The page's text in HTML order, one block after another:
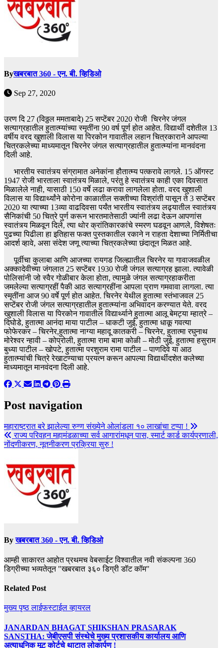
Byखबरबात 360 - एन. बी. व्हिडिओ
Sep 27, 2020
उरण दि 27 (विठ्ठल ममताबादे) 25 सप्टेंबर 2020 रोजी चिरनेर जंगल
सत्याग्रहातील हुतात्म्यांच्या स्मृतींना 90 वर्ष पूर्ण होत आहेत. विद्यार्थी दशेतील 13
वर्षीय वरद खुशाली विलास या पिरकोन गावातील लहान चित्रकाराने आपल्या
चित्रकलेच्या माध्यमातून चिरनेर जंगल सत्याग्रहातील हुतात्म्यांना मानवंदना
दिली आहे.
भारतीय स्वातंत्र्य संग्रामात अनेकांना हौतात्म्य पत्करावे लागले. 15 ऑगस्ट
1947 रोजी भारताला स्वातंत्र्य मिळाले, परंतु हे स्वातंत्र्य काही एका दिवसात
मिळालेले नाही, यासाठी 150 वर्षे लढा करावा लागलेला होता. वरद खुशाली
विलास या विद्यार्थ्यांने कोरोना काळातील सक्तीच्या विश्रांती पासून ते 3 सप्टेंबर
2020 या त्याच्या 13व्या वाढदिवसा पर्यंत भारतीय स्वातंत्र्य लढ्यातील स्वातंत्र्य
सैनिकांची 50 चित्रे पुर्ण करून भारतमातेसाठी ज्यांनी लढा देऊन आपणांस
स्वातंत्र्य मिळवून दिले, त्या थोर क्रांतिकारकांचे स्मरण घडवून आणले, विशेषतः
पुढच्या पिढीला हा इतिहास फक्त पुस्तकातील रकाने न राहता देशाच्या निर्मितीचा
आदर्श व्हावे, असा संदेश जणू त्याच्या चित्रकलेच्या छंदातून मिळत आहे.
पूर्वीचा कुलाबा आणि आजच्या रायगड जिल्ह्यातील चिरनेर या गावाजवळील
अक्कादेवीच्या जंगलात 25 सप्टेंबर 1930 रोजी जंगल सत्याग्रह झाला. त्यावेळी
पोलिसांनी जो स्वैर गोळीबार केला होता, त्यामुळे जंगल सत्याग्रहाकरीता
जमलेल्या सत्याग्रहीं पैकी आठ सत्याग्रहींना आपला प्राण गमवावा लागला. त्या
स्मृतींना आज 90 वर्षे पूर्ण होत आहेत. चिरनेर येथील हुतात्मा स्तंभाजवल 25
सप्टेंबर रोजी जंगल सत्याग्रहातील हुतात्म्यांना अभिवादन करण्यात येते. वरद
खुशाली विलास या पिरकोन गावातील विद्यार्थ्याने हुतात्मा आलू बेमट्या म्हात्रे –
दिघोडे, हुतात्मा आनंदा माया पाटील – धाकटी जुई, हुतात्मा धाकू गवत्या
फोफेरकर – चिरनेर,हुतात्मा नाग्या महादू कातकरी – चिरनेर, हुतात्मा रघुनाथ
मोरेश्वर न्हावी – कोप्रोली, हुतात्मा रामा बामा कोळी – मोठी जुई, हुतात्मा हसुराम
बुध्या पाटील – खोपटे, हुतात्मा परशुराम रामा पाटील – पाणदिवे या आठ
हुतात्म्यांची चित्रे रेखाटण्याचा प्रयत्न करून आपल्या विद्यार्थीदशेत कलेच्या
माध्यमातून मानवंदना दिली आहे.
Post navigation
महाराष्ट्रात बरे झालेल्या रुग्ण संख्येने ओलांडला १० लाखांचा टप्पा !
राज्य परिवहन महामंडळाच्या सर्व आगारांमधून पास, स्मार्ट कार्ड कार्यप्रणाली,
नोंदणीकरण, नूतनीकरण प्रक्रिया सुरु !
Byखबरबात 360 - एन. बी. व्हिडिओ
आम्ही साकारत आहोत प्रथमच वेबसाईट विश्वातील नवी संकल्पना 360
डिग्रीच्या भव्यतेतून "खबरबात ३६० डिग्री डॉट कॉम"
Related Post
मुख्य पृष्ठलाईफस्टाईलव्हायरल
JANARDAN BHAGAT SHIKSHAN PRASARAK
SANSTHA: जेबीएसपी संस्थेचे मुख्य प्रशासकीय कार्यालय आणि
अत्याधुनिक मूट कोर्टचे थाटात लोकार्पण !